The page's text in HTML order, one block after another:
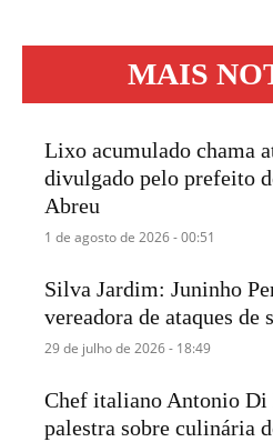
MAIS
Lixo acumulado chama
divulgado pelo prefeito
Abreu
1 de agosto de 2026 - 00:51
Silva Jardim: Juninho
vereadora de ataques de
29 de julho de 2026 - 18:49
Chef italiano Antonio Di
palestra sobre culinária